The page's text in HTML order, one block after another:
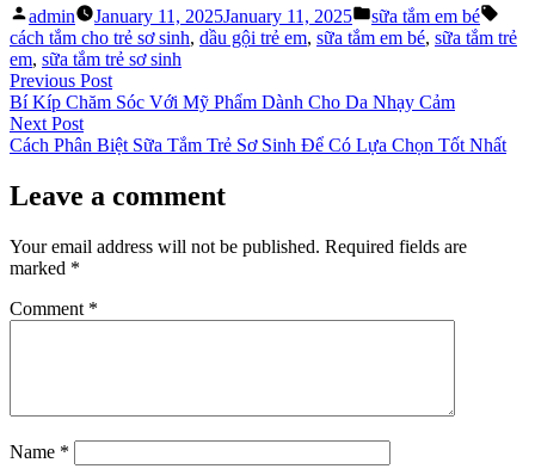
Posted
by
admin January 11, 2025January 11, 2025
Posted
in
sữa tắm em bé
cách tắm cho trẻ sơ sinh, dầu gội trẻ em, sữa tắm em bé, sữa tắm trẻ
em, sữa tắm trẻ sơ sinh
Post
navigation
Previous PostPrevious
post:
Bí Kíp Chăm Sóc Với Mỹ Phẩm Dành Cho Da Nhạy Cảm
Next PostNext
post:
Cách Phân Biệt Sữa Tắm Trẻ Sơ Sinh Để Có Lựa Chọn Tốt Nhất
Leave a comment
Your email address will not be published. Required fields are
marked *
Comment *
Name *